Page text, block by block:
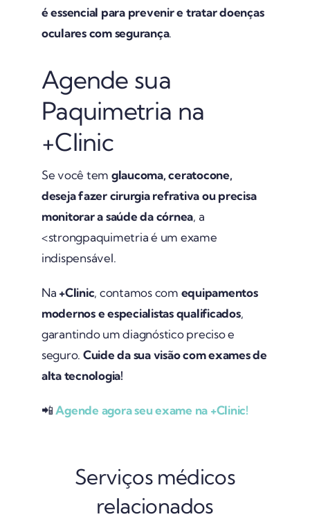
é essencial para prevenir e tratar doenças
oculares com segurança.
Agende sua
Paquimetria na
+Clinic
Se você tem glaucoma, ceratocone,
deseja fazer cirurgia refrativa ou precisa
monitorar a saúde da córnea, a
<strongpaquimetria é um exame
indispensável.
Na +Clinic, contamos com equipamentos
modernos e especialistas qualificados,
garantindo um diagnóstico preciso e
seguro. Cuide da sua visão com exames de
alta tecnologia!
📲Agende agora seu exame na +Clinic!
Serviços médicos
relacionados